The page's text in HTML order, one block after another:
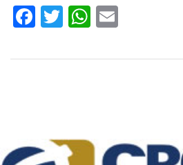
Facebook
TwitterWhatsApp